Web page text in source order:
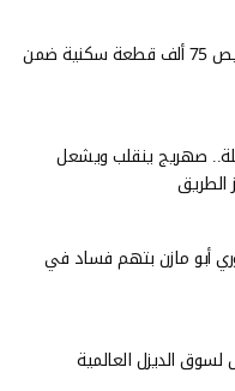
محافظة ذي قار: تخصيص 75 ألف قطعة سكنية ضمن
صهريج ينقلب ويشعل
الطريق
أبو مازن بتهم فساد في
الديزل العالمية